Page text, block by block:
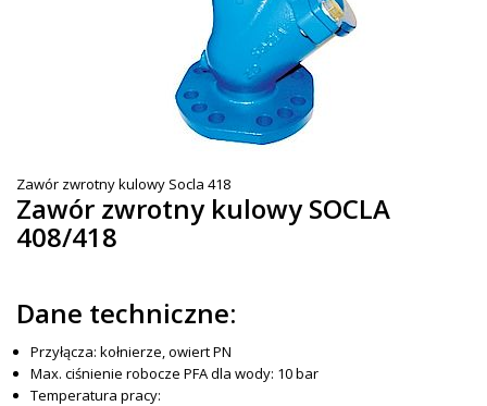
Zawór zwrotny kulowy Socla 418
Zawór zwrotny kulowy SOCLA
408/418
Dane techniczne:
Przyłącza: kołnierze, owiert PN
Max. ciśnienie robocze PFA dla wody: 10 bar
Temperatura pracy: